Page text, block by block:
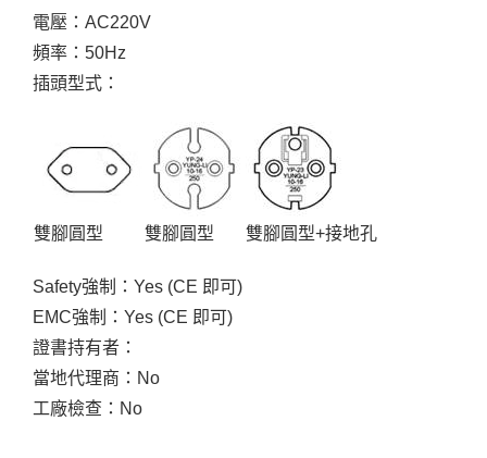
電壓：AC220V
頻率：50Hz
插頭型式：
雙腳圓型 雙腳圓型 雙腳圓型+接地孔
Safety強制：Yes (CE 即可)
EMC強制：Yes (CE 即可)
證書持有者：
當地代理商：No
工廠檢查：No